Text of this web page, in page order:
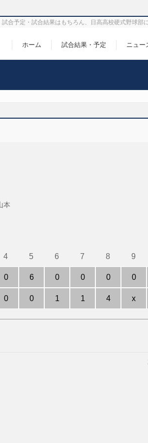
予定・試合結果はもちろん、日高高校硬式野球部
ホーム 試合結果・予定 ニュー
本
4
0
0
5
6
0
6
0
1
7
0
1
8
0
4
9
0
x